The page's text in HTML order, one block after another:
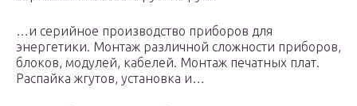
…и серийное производство приборов для
энергетики. Монтаж различной сложности приборов,
блоков, модулей, кабелей. Монтаж печатных плат.
Распайка жгутов, установка и…